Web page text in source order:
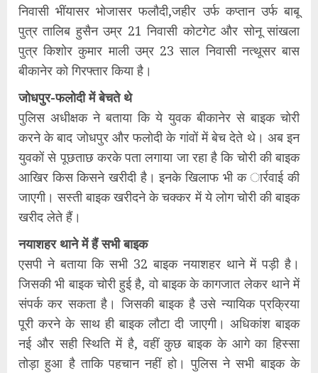
निवासी भींयासर भोजासर फलौदी,जहीर उर्फ कप्तान उर्फ बाबू
पुत्र तालिब हुसैन उम्र 21 निवासी कोटगेट और सोनू सांखला
पुत्र किशोर कुमार माली उम्र 23 साल निवासी नत्थूसर बास
बीकानेर को गिरफ्तार किया है।
जोधपुर-फलोदी में बेचते थे
पुलिस अधीक्षक ने बताया कि ये युवक बीकानेर से बाइक चोरी
करने के बाद जोधपुर और फलोदी के गांवों में बेच देते थे। अब इन
युवकों से पूछताछ करके पता लगाया जा रहा है कि चोरी की बाइक
आखिर किस किसने खरीदी है। इनके खिलाफ भी क ार्रवाई की
जाएगी। सस्ती बाइक खरीदने के चक्कर में ये लोग चोरी की बाइक
खरीद लेते हैं।
नयाशहर थाने में हैं सभी बाइक
एसपी ने बताया कि सभी 32 बाइक नयाशहर थाने में पड़ी है।
जिसकी भी बाइक चोरी हुई है, वो बाइक के कागजात लेकर थाने में
संपर्क कर सकता है। जिसकी बाइक है उसे न्यायिक प्रक्रिया
पूरी करने के साथ ही बाइक लौटा दी जाएगी। अधिकांश बाइक
नई और सही स्थिति में है, वहीं कुछ बाइक के आगे का हिस्सा
तोड़ा हुआ है ताकि पहचान नहीं हो। पुलिस ने सभी बाइक के